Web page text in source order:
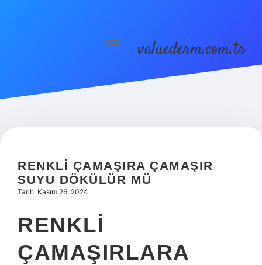
menüyüvaluederm.com.tr
RENKLI ÇAMAŞIRA ÇAMAŞIR
SUYU DÖKÜLÜR MÜ
Tarih: Kasım 26, 2024
RENKLI
ÇAMAŞIRLARA